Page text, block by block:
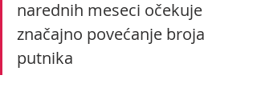
narednih meseci očekuje
značajno povećanje broja
putnika